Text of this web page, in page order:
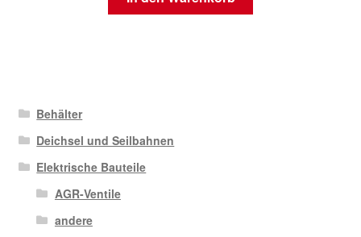
Behälter
Deichsel und Seilbahnen
Elektrische Bauteile
AGR-Ventile
andere